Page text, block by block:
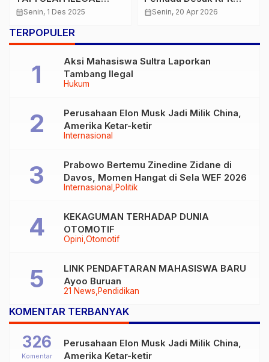
LOGGING
calendar_monthSenin, 1 Des 2025
Audit Keuangan Daerah
calendar_monthSenin, 20 Apr 2026
TERPOPULER
Hukum
Aksi Mahasiswa Sultra Laporkan
Tambang Ilegal
Internasional
Perusahaan Elon Musk Jadi Milik China,
Amerika Ketar-ketir
Internasional Politik
Prabowo Bertemu Zinedine Zidane di
Davos, Momen Hangat di Sela WEF 2026
Opini Otomotif
KEKAGUMAN TERHADAP DUNIA
OTOMOTIF
21 News Pendidikan
LINK PENDAFTARAN MAHASISWA BARU
Ayoo Buruan
KOMENTAR TERBANYAK
Perusahaan Elon Musk Jadi Milik China,
Amerika Ketar-ketir
326
Komentar